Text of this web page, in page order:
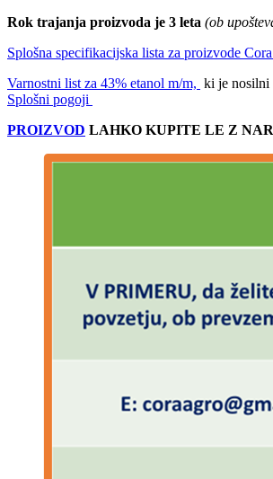
Rok trajanja proizvoda je 3 leta (ob
Splošna specifikacijska lista za proizvode
Varnostni list za 43% etanol m/m, ki je nosilni
Splošni pogoji
PROIZVOD LAHKO KUPITE LE Z